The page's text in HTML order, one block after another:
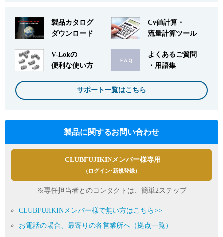
製品カタログ
ダウンロード
Cv値計算・
流量計算ツール
V-Lokの
便利な使い方
よくあるご質問
・用語集
サポート一覧はこちら
製品に関するお問い合わせ
CLUBFUJIKINメンバー様専用
（ログイン･新規登録）
※専任担当者とのコンタクトは、簡単2ステップ
CLUBFUJIKINメンバー様で無い方はこちら>>
お電話の場合、最寄りの各営業所へ（拠点一覧）